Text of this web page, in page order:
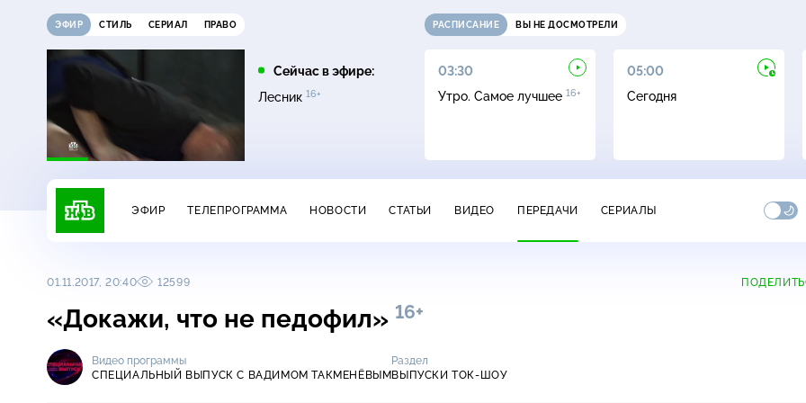
ЭФИР СТИЛЬ СЕРИАЛ ПРАВО
Сейчас в эфире:
Лесник 16+
РАСПИСАНИЕ ВЫ НЕ ДОСМОТРЕЛИ
22:30
01:45
Лесник16+
03:30
Утро. Самое лучшее 16+
05:00
Сегодня
ЭФИР ТЕЛЕПРОГРАММА НОВОСТИ СТАТЬИ ВИДЕО ПЕРЕДАЧИ СЕРИАЛЫ
01.11.2017, 20:40 12599
«Докажи, что не педофил» 16+
Видео программы
СПЕЦИАЛЬНЫЙ ВЫПУСК С ВАДИМОМ ТАКМЕНЁВЫМ
Раздел
ВЫПУСКИ ТОК-ШОУ